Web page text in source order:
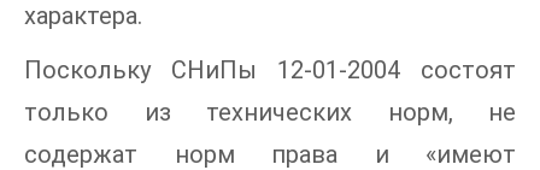
характера.
Поскольку СНиПы 12-01-2004 состоят
только из технических норм, не
содержат норм права и «имеют